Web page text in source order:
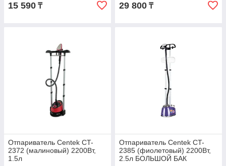
15 590 ₸ 29 800 ₸
Отпариватель Centek CT-
2372 (малиновый) 2200Вт,
1.5л
Отпариватель Centek CT-
2385 (фиолетовый) 2200Вт,
2.5л БОЛЬШОЙ БАК